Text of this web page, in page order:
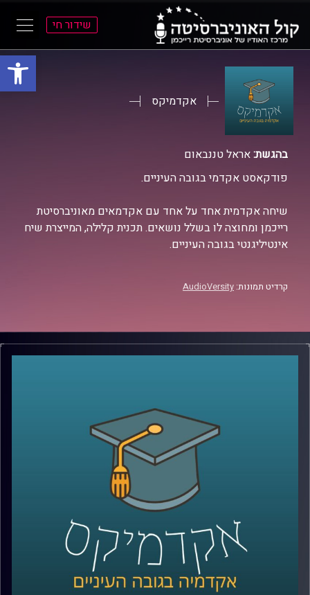
פתח
שידור חי
אקדמיקס
בהגשת:אראל טננבאום
פודקאסט אקדמי בגובה העיניים.
שיחה אקדמית אחד על אחד עם אקדמאים מאוניברסיטת
רייכמן ומחוצה לו בשלל נושאים. תכנית קלילה, המייצרת שיח
אינטיליגנטי בגובה העיניים.
קרדיט תמונות: AudioVersity